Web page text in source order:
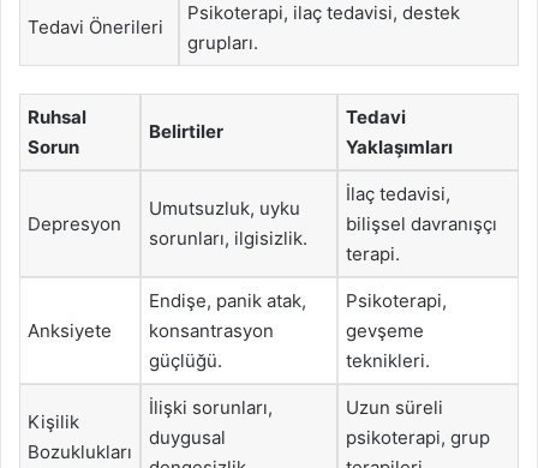
Tedavi Önerileri
Psikoterapi, ilaç tedavisi, destek
grupları.
Ruhsal
Sorun
Belirtiler
Tedavi
Yaklaşımları
Depresyon
Umutsuzluk, uyku
sorunları, ilgisizlik.
İlaç tedavisi,
bilişsel davranışçı
terapi.
Anksiyete
Endişe, panik atak,
konsantrasyon
güçlüğü.
Psikoterapi,
gevşeme
teknikleri.
Kişilik
Bozuklukları
İlişki sorunları,
duygusal
Uzun süreli
psikoterapi, grup